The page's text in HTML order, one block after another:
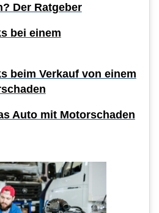
Der Ratgeber
bei einem
beim Verkauf von einem
Auto mit Motorschaden